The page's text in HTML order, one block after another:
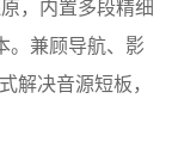
，内置多段精细
。兼顾导航、影
解决音源短板，